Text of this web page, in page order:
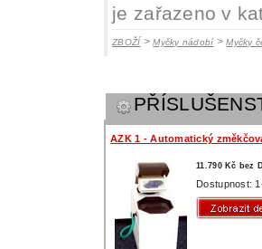
je zařazeno v
ZBOŽÍ >Myčky nádobí>Myčky
AZK 1 - Automatický
11.790 Kč bez
Dostupnost: